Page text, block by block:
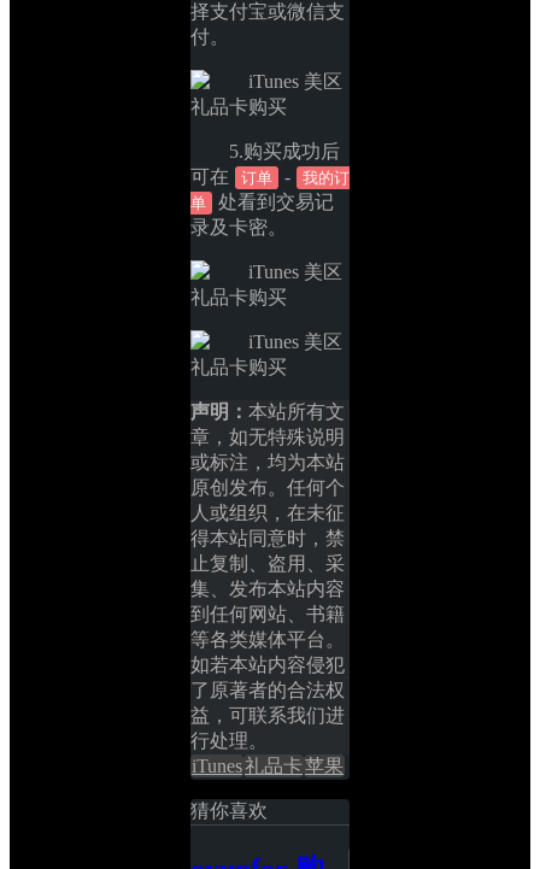
择支付宝或微信支
付。
5.购买成功后
可在
订单 -
我的订
单
处看到交易记
录及卡密。
声明： 本站所有文
章，如无特殊说明
或标注，均为本站
原创发布。任何个
人或组织，在未征
得本站同意时，禁
止复制、盗用、采
集、发布本站内容
到任何网站、书籍
等各类媒体平台。
如若本站内容侵犯
了原著者的合法权
益，可联系我们进
行处理。
iTunes礼品卡苹果
猜你喜欢